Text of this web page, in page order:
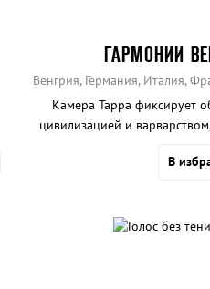
ГАРМОНИИ
Венгрия, Германия, Италия,
Камера Тарра фиксирует
цивилизацией и
В